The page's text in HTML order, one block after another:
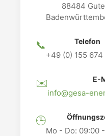
88484
📞 Telefon
+49 (0) 155 674
✉️ E-
info@gesa-
🕒
Mo - Do: 09:00